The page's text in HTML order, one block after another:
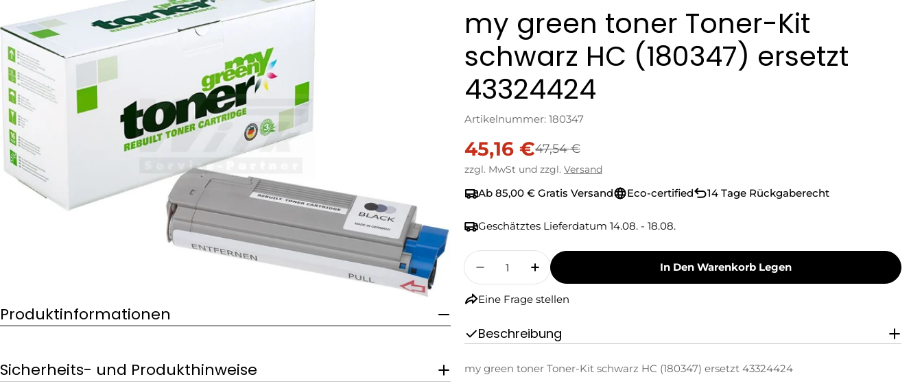
Produktinformationen
Sie das Medium 0 im Modalformat
Produktinformationen
Sicherheits- und Produkthinweise
my green toner Toner-Kit
schwarz HC (180347) ersetzt
43324424
Artikelnummer: 180347
Verkaufspreis
45,16 €
Regulärer
Preis
47,54 €
zzgl. MwSt und zzgl. Versand
Ab 85,00 € Gratis Versand Eco-certified 14 Tage Rückgaberecht
Geschätztes Lieferdatum 14.08. - 18.08.
Menge
Menge Für My Green Toner Toner-Kit Schwarz HC (180347) Ersetzt
Menge Für My Green Toner Toner-Kit Schwarz HC (180347)
In Den Warenkorb Legen
Eine Frage stellen
Beschreibung
my green toner Toner-Kit schwarz HC (180347) ersetzt 43324424